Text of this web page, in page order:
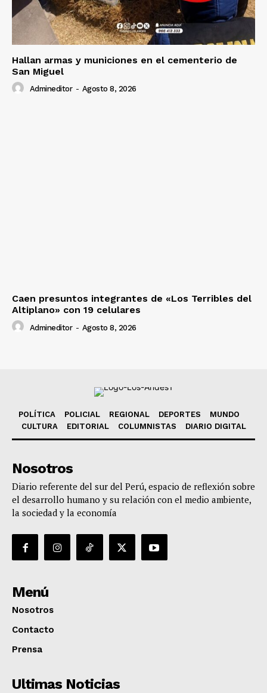
Hallan armas y municiones en el cementerio de
San Miguel
Admineditor - Agosto 8, 2026
Caen presuntos integrantes de «Los Terribles del
Altiplano» con 19 celulares
Admineditor - Agosto 8, 2026
POLÍTICA POLICIAL REGIONAL DEPORTES
MUNDO
CULTURA
EDITORIAL COLUMNISTAS DIARIO DIGITAL
Nosotros
Diario referente del sur del Perú, espacio de reflexión sobre
el desarrollo humano y su relación con el medio ambiente,
la sociedad y la economía
Menú
Nosotros
Contacto
Prensa
Ultimas Noticias